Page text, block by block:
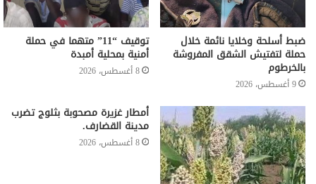
ضبط أسلحة وخلايا نائمة خلال
حملة لتفتيش الشقق المفروشة
بالخرطوم
9 أغسطس، 2026
توقيف “11” متهما في حملة
أمنية بمحلية أمبدة
8 أغسطس، 2026
أمطار غزيرة مصحوبة بثلوج تضرب
مدينة القضارف.
8 أغسطس، 2026